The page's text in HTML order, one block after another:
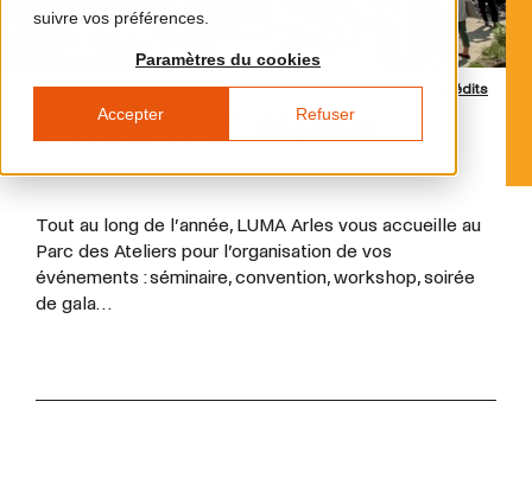
suivre vos préférences.
Paramètres du cookies
Accepter Refuser
Crédits
Privatiser un espace
Tout au long de l’année, LUMA Arles vous accueille au
Parc des Ateliers pour l’organisation de vos
événements : séminaire, convention, workshop, soirée
de gala…